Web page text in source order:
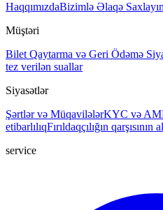
HaqqımızdaBizimlə Əlaqə Saxlayın
Müştəri
Bilet Qaytarma və Geri Ödəmə
tez verilən suallar
Siyasətlər
Şərtlər və MüqavilələrKYC və
etibarlılıqFırıldaqçılığın qarşısının
service